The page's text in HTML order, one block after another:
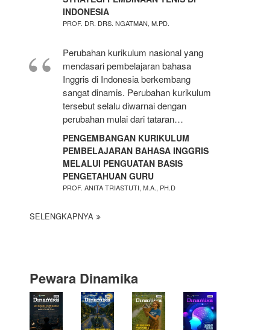
INDONESIA
PROF. DR. DRS. NGATMAN, M.PD.
Perubahan kurikulum nasional yang
mendasari pembelajaran bahasa
Inggris di Indonesia berkembang
sangat dinamis. Perubahan kurikulum
tersebut selalu diwarnai dengan
perubahan mulai dari tataran…
PENGEMBANGAN KURIKULUM
PEMBELAJARAN BAHASA INGGRIS
MELALUI PENGUATAN BASIS
PENGETAHUAN GURU
PROF. ANITA TRIASTUTI, M.A., PH.D
SELENGKAPNYA
Pewara Dinamika